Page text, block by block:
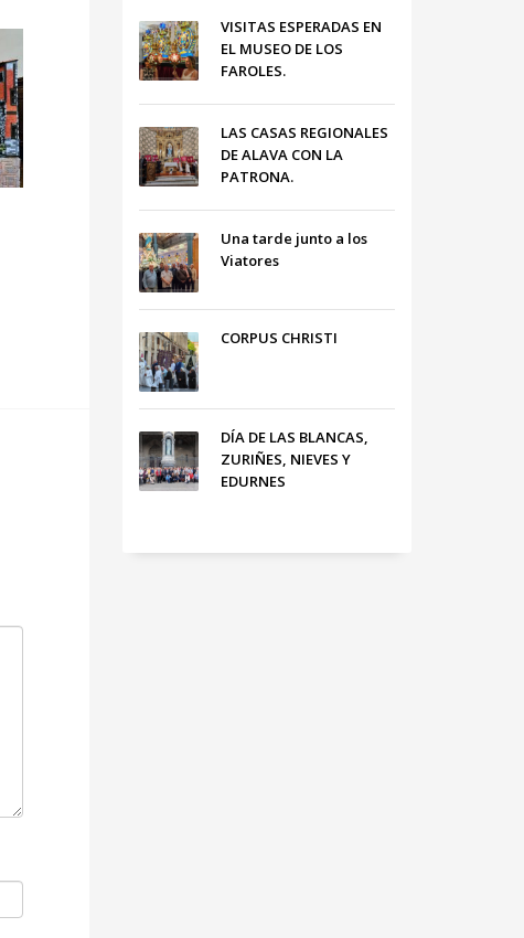
VISITAS ESPERADAS EN
EL MUSEO DE LOS
FAROLES.
LAS CASAS REGIONALES
DE ALAVA CON LA
PATRONA.
Una tarde junto a los
Viatores
CORPUS CHRISTI
DÍA DE LAS BLANCAS,
ZURIÑES, NIEVES Y
EDURNES